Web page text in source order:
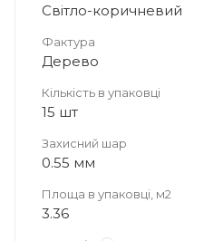
Світло-коричневий
Фактура
Дерево
Кількість в упаковці
15 шт
Захисний шар
0.55 мм
Площа в упаковці, м2
3.36